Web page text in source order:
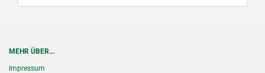
MEHR ÜBER...
Impressum